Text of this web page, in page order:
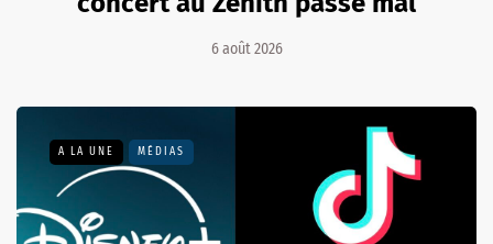
6 août 2026
A LA UNE MÉDIAS